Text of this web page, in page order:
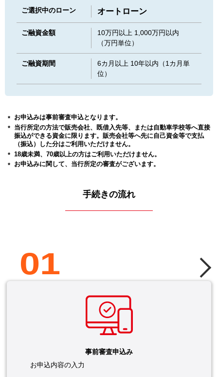
ご選択中のローン オートローン
ご融資金額
10万円以上 1,000万円以内
（万円単位）
ご融資期間
6カ月以上 10年以内（1カ月単
位）
お申込みは事前審査申込となります。
当行所定の方法で販売会社、既借入先等、または自動車学校等へ直接
振込ができる資金に限ります。販売会社等へ先に自己資金等で支払
（振込）した分はご利用いただけません。
18歳未満、70歳以上の方はご利用いただけません。
お申込みに関して、当行所定の審査がございます。
手続きの流れ
01
事前審査申込み
お申込内容の入力